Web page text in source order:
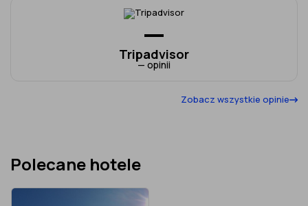
—
Tripadvisor
— opinii
Zobacz wszystkie opinie
Polecane hotele